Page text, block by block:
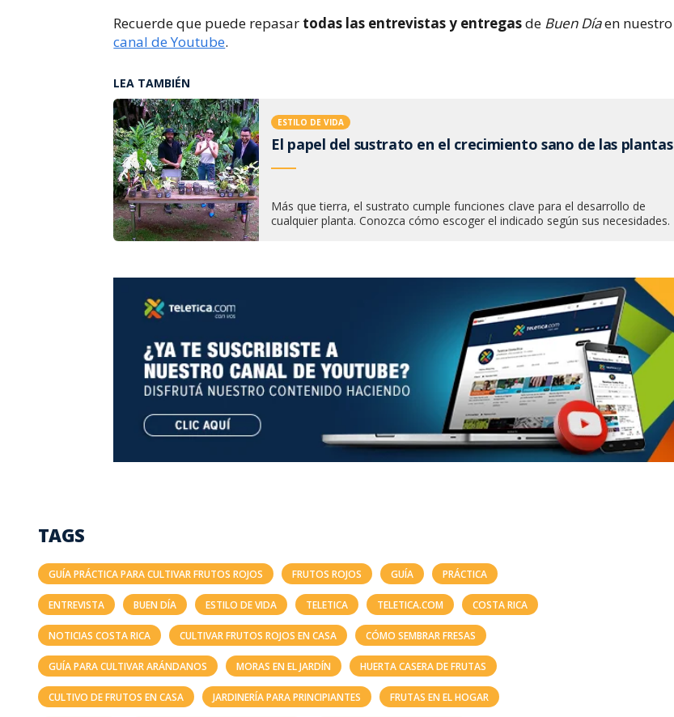
Recuerde que puede repasar todas las entrevistas y entregasde Buen Díaen nuestro
canal de Youtube.
LEA TAMBIÉN
ESTILO DE VIDA
El papel del sustrato en el crecimiento sano de las plantas
Más que tierra, el sustrato cumple funciones clave para el desarrollo de
cualquier planta. Conozca cómo escoger el indicado según sus necesidades.
TAGS
GUÍA PRÁCTICA PARA CULTIVAR FRUTOS ROJOS FRUTOS ROJOS GUÍA PRÁCTICA
ENTREVISTA BUEN DÍA ESTILO DE VIDA TELETICA TELETICA.COM COSTA RICA
NOTICIAS COSTA RICA CULTIVAR FRUTOS ROJOS EN CASA CÓMO SEMBRAR FRESAS
GUÍA PARA CULTIVAR ARÁNDANOS MORAS EN EL JARDÍN HUERTA CASERA DE FRUTAS
CULTIVO DE FRUTOS EN CASA JARDINERÍA PARA PRINCIPIANTES FRUTAS EN EL HOGAR